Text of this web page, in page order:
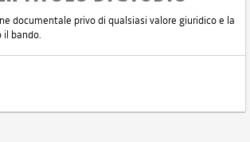
documentale privo di qualsiasi valore giuridico e la
il bando.